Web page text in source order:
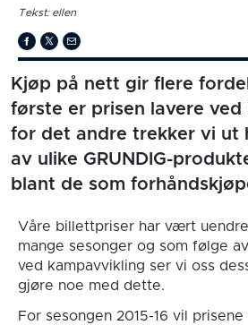
Tekst: ellen
Kjøp på nett gir flere
første er prisen lavere
for det andre trekker vi ut
av ulike GRUNDIG-
blant de som
Våre billettpriser har vært
mange sesonger og som følge
ved kampavvikling ser vi oss
gjøre noe med dette.
For sesongen 2015-16 vil